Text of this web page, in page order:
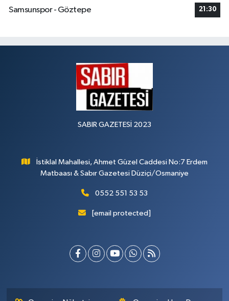
Samsunspor - Göztepe
21:30
SABIR GAZETESİ 2023
İstiklal Mahallesi, Ahmet Güzel Caddesi No:7 Erdem
Matbaası & Sabır Gazetesi Düziçi/Osmaniye
0552 551 53 53
[email protected]